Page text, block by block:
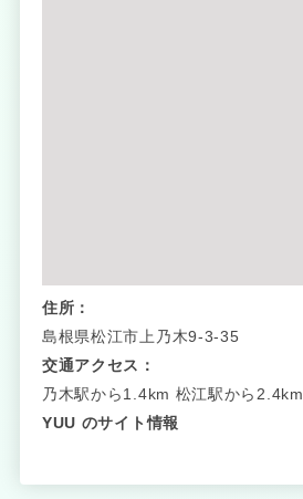
住所：
島根県松江市上乃木9-3-35
交通アクセス：
乃木駅から1.4km 松江駅から2.4km
YUU のサイト情報